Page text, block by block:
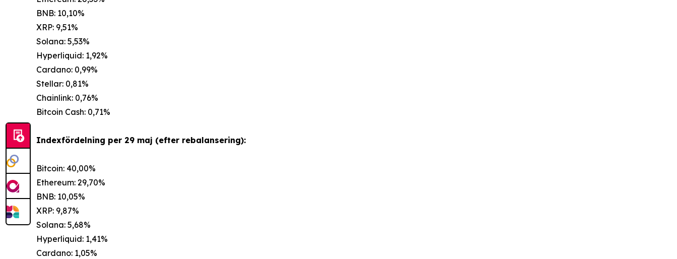
BNB: 10,10%
XRP: 9,51%
Solana: 5,53%
Hyperliquid: 1,92%
Cardano: 0,99%
Stellar: 0,81%
Chainlink: 0,76%
Bitcoin Cash: 0,71%
Indexfördelning per 29 maj (efter rebalansering):
Bitcoin: 40,00%
Ethereum: 29,70%
BNB: 10,05%
XRP: 9,87%
Solana: 5,68%
Hyperliquid: 1,41%
Cardano: 1,05%